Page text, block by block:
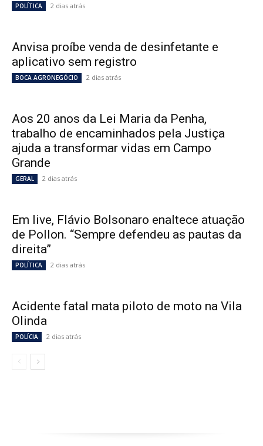
POLÍTICA 2 dias atrás
Anvisa proíbe venda de desinfetante e
aplicativo sem registro
BOCA AGRONEGÓCIO 2 dias atrás
Aos 20 anos da Lei Maria da Penha,
trabalho de encaminhados pela Justiça
ajuda a transformar vidas em Campo
Grande
GERAL 2 dias atrás
Em live, Flávio Bolsonaro enaltece atuação
de Pollon. “Sempre defendeu as pautas da
direita”
POLÍTICA 2 dias atrás
Acidente fatal mata piloto de moto na Vila
Olinda
POLÍCIA 2 dias atrás